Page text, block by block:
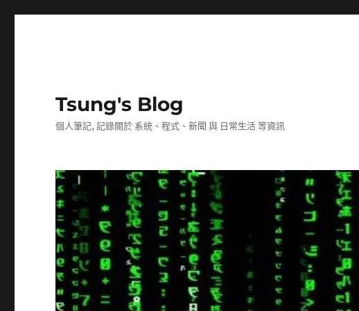
Tsung's Blog
個人筆記, 記錄關於 系統、程式、新聞 與 日常生活 等資訊